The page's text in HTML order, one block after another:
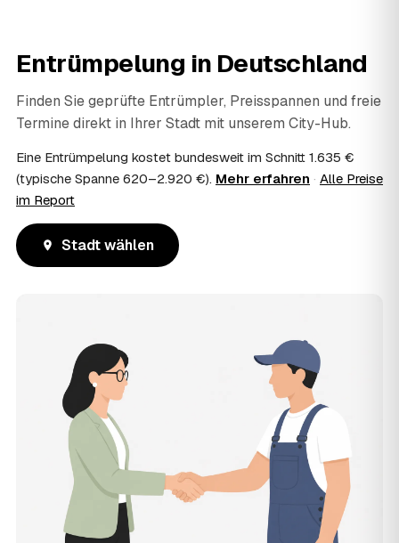
Entrümpelung in Deutschland
Finden Sie geprüfte Entrümpler, Preisspannen und freie
Termine direkt in Ihrer Stadt mit unserem City-Hub.
Eine Entrümpelung kostet bundesweit im Schnitt 1.635 €
(typische Spanne 620–2.920 €). Mehr erfahren · Alle Preise
im Report
Stadt wählen